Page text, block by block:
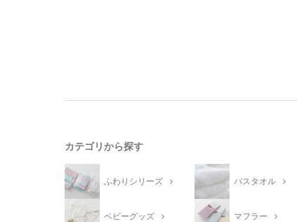
カテゴリから探す
ふわりシリーズ バスタオル
ベビーグッズ マフラー